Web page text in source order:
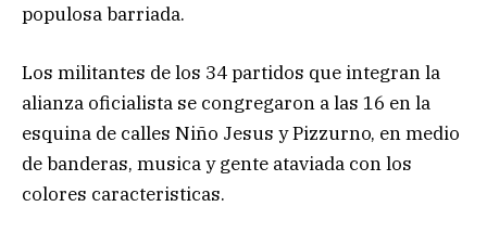
populosa barriada.
Los militantes de los 34 partidos que integran la
alianza oficialista se congregaron a las 16 en la
esquina de calles Niño Jesus y Pizzurno, en medio
de banderas, musica y gente ataviada con los
colores caracteristicas.